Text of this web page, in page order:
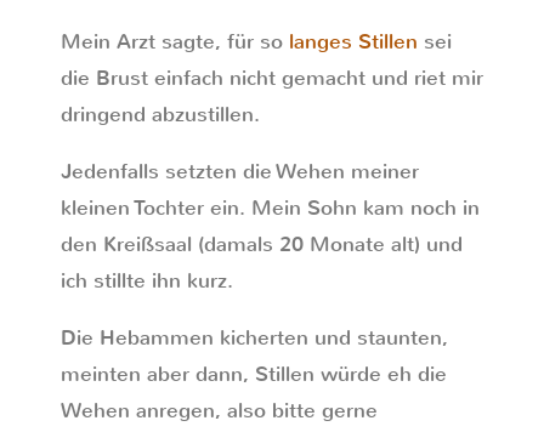
Mein Arzt sagte, für so langes Stillen sei
die Brust einfach nicht gemacht und riet mir
dringend abzustillen.
Jedenfalls setzten die Wehen meiner
kleinen Tochter ein. Mein Sohn kam noch in
den Kreißsaal (damals 20 Monate alt) und
ich stillte ihn kurz.
Die Hebammen kicherten und staunten,
meinten aber dann, Stillen würde eh die
Wehen anregen, also bitte gerne